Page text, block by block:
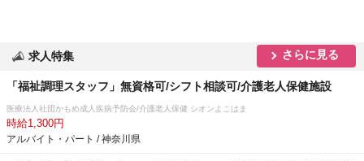
求人特集 さらに見る
「福祉調理スタッフ」無資格可/シフト相談可/介護老人保健施設
医療法人社団かもめ成人疾病予防会/介護老人保健 シオンよこはま
時給1,300円
アルバイト・パート / 神奈川県